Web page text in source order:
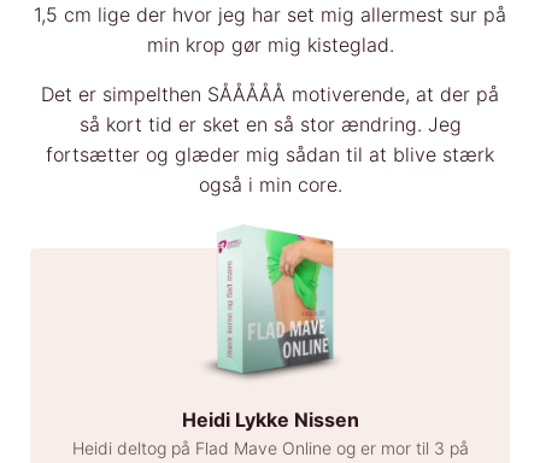
1,5 cm lige der hvor jeg har set mig allermest sur på
min krop gør mig kisteglad.
Det er simpelthen SÅÅÅÅÅ motiverende, at der på
så kort tid er sket en så stor ændring. Jeg
fortsætter og glæder mig sådan til at blive stærk
også i min core.
Heidi Lykke Nissen
Heidi deltog på Flad Mave Online og er mor til 3 på